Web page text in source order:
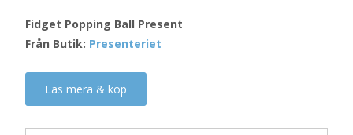
Fidget Popping Ball Present
Från Butik: Presenteriet
Läs mera & köp